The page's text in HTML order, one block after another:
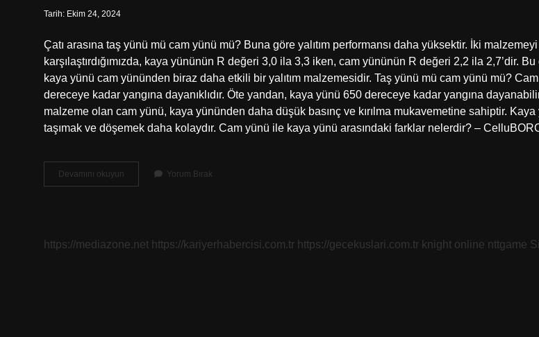
Tarih: Ekim 24, 2024
Çatı arasına taş yünü mü cam yünü mü? Buna göre yalıtım performansı daha yüksektir. İki malzemeyi
karşılaştırdığımızda, kaya yününün R değeri 3,0 ila 3,3 iken, cam yününün R değeri 2,2 ila 2,7’dir.
kaya yünü cam yününden biraz daha etkili bir yalıtım malzemesidir. Taş yünü mü cam yünü mü?
dereceye kadar yangına dayanıklıdır. Öte yandan, kaya yünü 650 dereceye kadar yangına
malzeme olan cam yünü, kaya yününden daha düşük basınç ve kırılma mukavemetine sahiptir.
taşımak ve döşemek daha kolaydır. Cam yünü ile kaya yünü arasındaki farklar nelerdir? –
Devamını okuyun
Cam
Yorum Bırak
https://mediazone.net https://kariyerhabercisi.com.tr https://gecekuslari.com.tr knight online nttgame